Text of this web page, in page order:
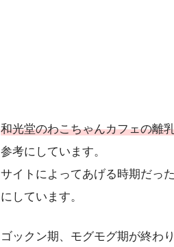
和光堂のわこちゃんカフェの離
参考にしています。
サイトによってあげる時期だっ
にしています。
ゴックン期、モグモグ期が終わり